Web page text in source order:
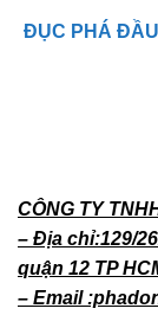
ĐỤC PHÁ ĐẦU
CÔNG TY
– Địa chỉ:129/
quận 12 TP
– Email